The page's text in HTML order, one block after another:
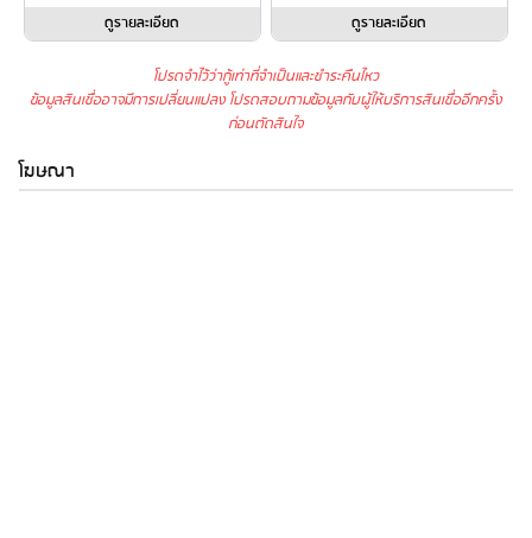
ดูรายละเอียด ดูรายละเอียด
โปรดจำไว้ว่ากู้เท่าที่จำเป็นและชำระคืนไหว
ข้อมูลสินเชื่ออาจมีการเปลี่ยนแปลง โปรดสอบถามข้อมูลกับผู้ให้บริการสินเชื่ออีกครั้ง
ก่อนตัดสินใจ
โฆษณา